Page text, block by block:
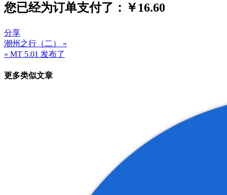
您已经为订单支付了：￥16.60
分享
文
章
导
潮州之行（二） »
« MT 5.01 发布了
更多类似文章